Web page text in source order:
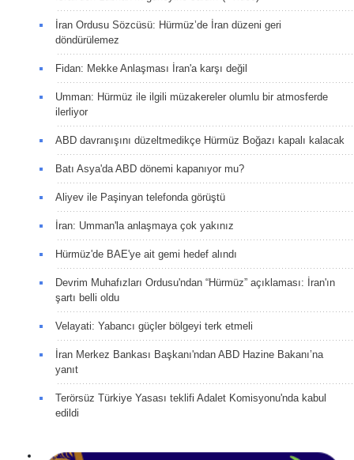
İran Ordusu Sözcüsü: Hürmüz’de İran düzeni geri
döndürülemez
Fidan: Mekke Anlaşması İran'a karşı değil
Umman: Hürmüz ile ilgili müzakereler olumlu bir atmosferde
ilerliyor
ABD davranışını düzeltmedikçe Hürmüz Boğazı kapalı kalacak
Batı Asya'da ABD dönemi kapanıyor mu?
Aliyev ile Paşinyan telefonda görüştü
İran: Umman'la anlaşmaya çok yakınız
Hürmüz'de BAE'ye ait gemi hedef alındı
Devrim Muhafızları Ordusu'ndan “Hürmüz” açıklaması: İran'ın
şartı belli oldu
Velayati: Yabancı güçler bölgeyi terk etmeli
İran Merkez Bankası Başkanı'ndan ABD Hazine Bakanı’na
yanıt
Terörsüz Türkiye Yasası teklifi Adalet Komisyonu'nda kabul
edildi